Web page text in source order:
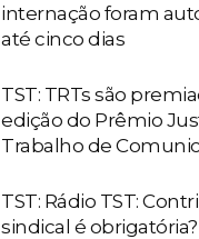
internação foram
até cinco dias
TST: TRTs são
edição do Prêmio
Trabalho de
TST: Rádio TST:
sindical é obrigatória?